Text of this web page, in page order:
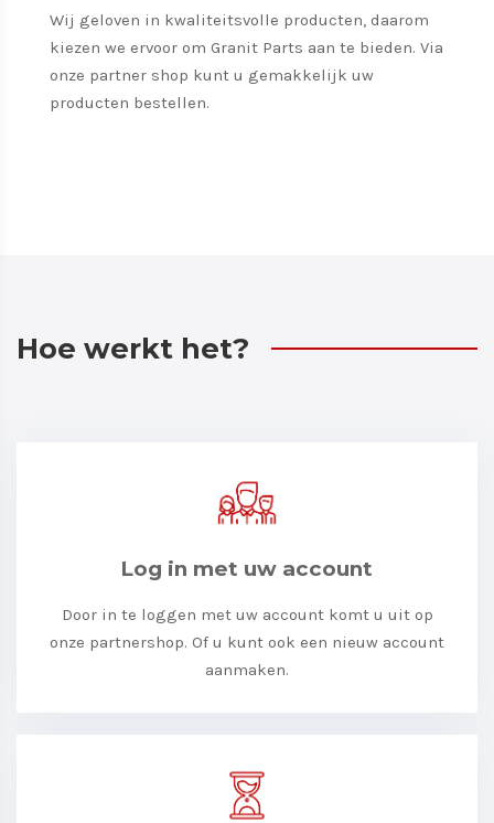
Wij geloven in kwaliteitsvolle producten, daarom
kiezen we ervoor om Granit Parts aan te bieden. Via
onze partner shop kunt u gemakkelijk uw
producten bestellen.
Hoe werkt het?
Log in met uw account
Door in te loggen met uw account komt u uit op
onze partnershop. Of u kunt ook een nieuw account
aanmaken.